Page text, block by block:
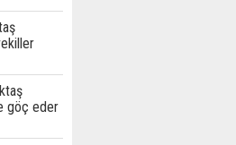
göç eder